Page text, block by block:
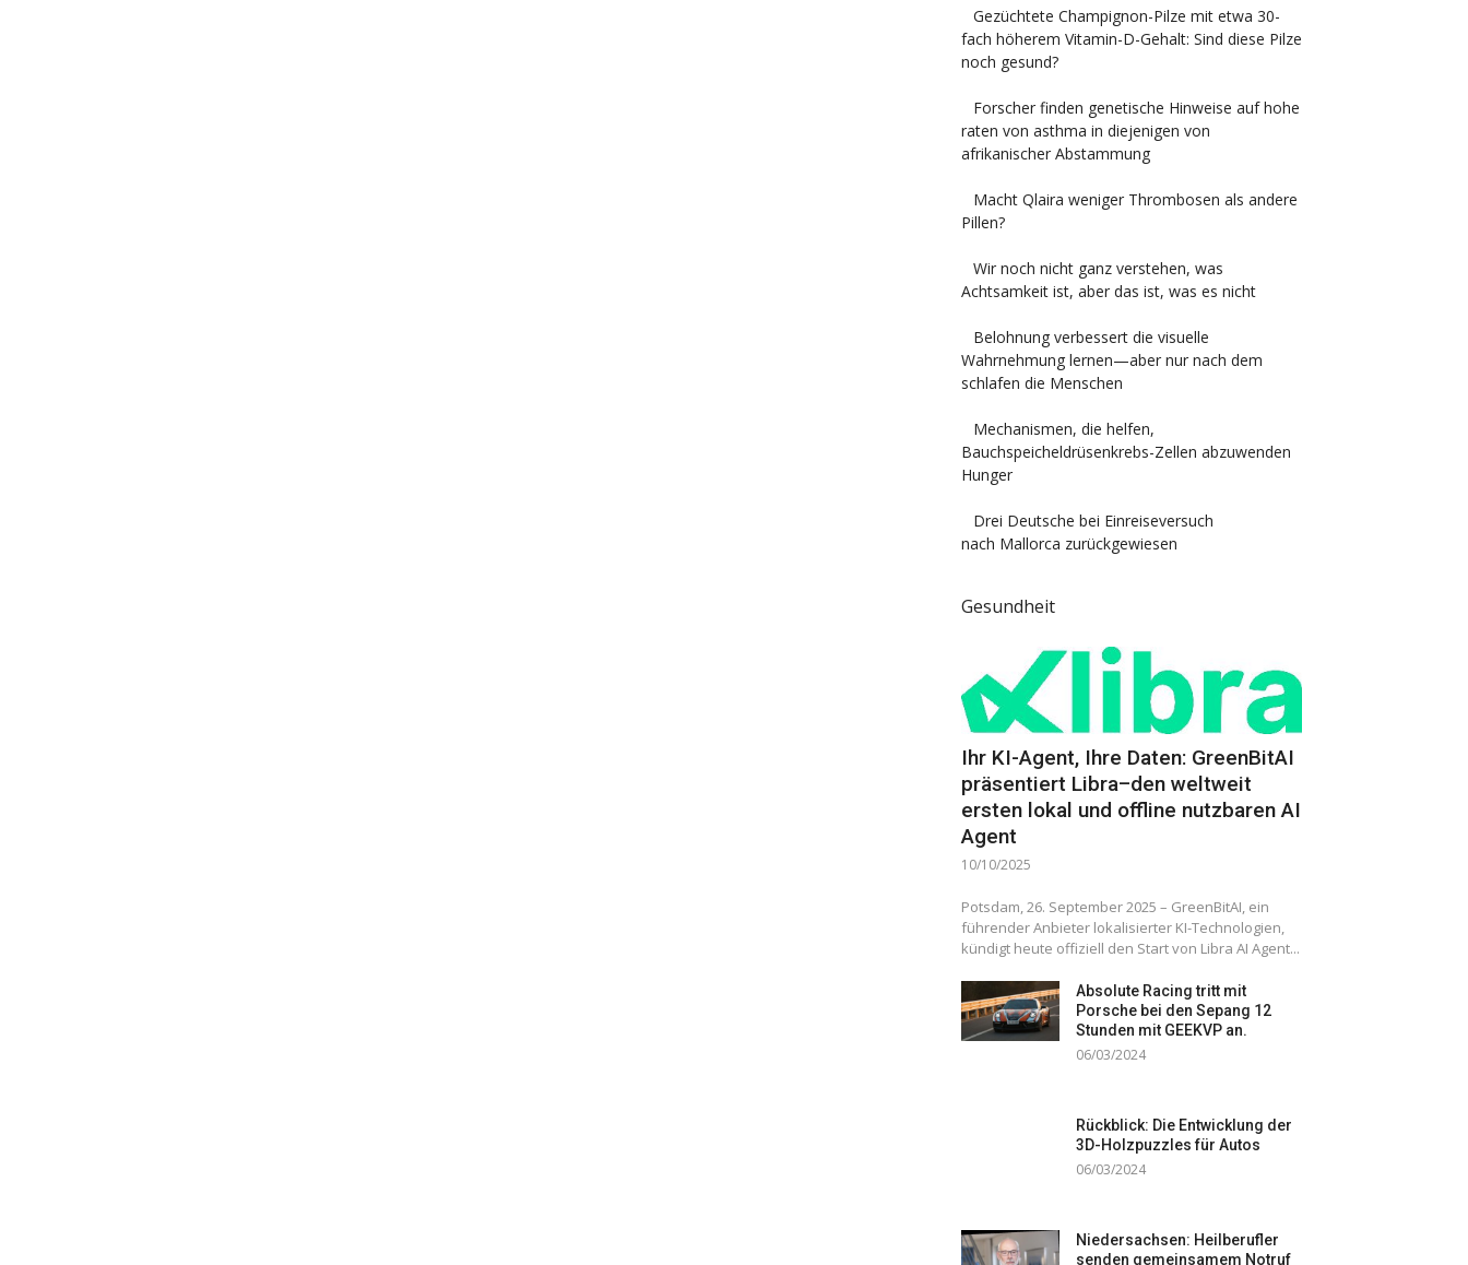
Gezüchtete Champignon-Pilze mit etwa 30-
fach höherem Vitamin-D-Gehalt: Sind diese Pilze
noch gesund?
Forscher finden genetische Hinweise auf hohe
raten von asthma in diejenigen von
afrikanischer Abstammung
Macht Qlaira weniger Thrombosen als andere
Pillen?
Wir noch nicht ganz verstehen, was
Achtsamkeit ist, aber das ist, was es nicht
Belohnung verbessert die visuelle
Wahrnehmung lernen—aber nur nach dem
schlafen die Menschen
Mechanismen, die helfen,
Bauchspeicheldrüsenkrebs-Zellen abzuwenden
Hunger
Drei Deutsche bei Einreiseversuch
nach Mallorca zurückgewiesen
Gesundheit
Ihr KI-Agent, Ihre Daten: GreenBitAI
präsentiert Libra–den weltweit
ersten lokal und offline nutzbaren AI
Agent
10/10/2025
Potsdam, 26. September 2025 – GreenBitAI, ein
führender Anbieter lokalisierter KI-Technologien,
kündigt heute offiziell den Start von Libra AI Agent...
Absolute Racing tritt mit
Porsche bei den Sepang 12
Stunden mit GEEKVP an.
06/03/2024
Rückblick: Die Entwicklung der
3D-Holzpuzzles für Autos
06/03/2024
Niedersachsen: Heilberufler
senden gemeinsamem Notruf